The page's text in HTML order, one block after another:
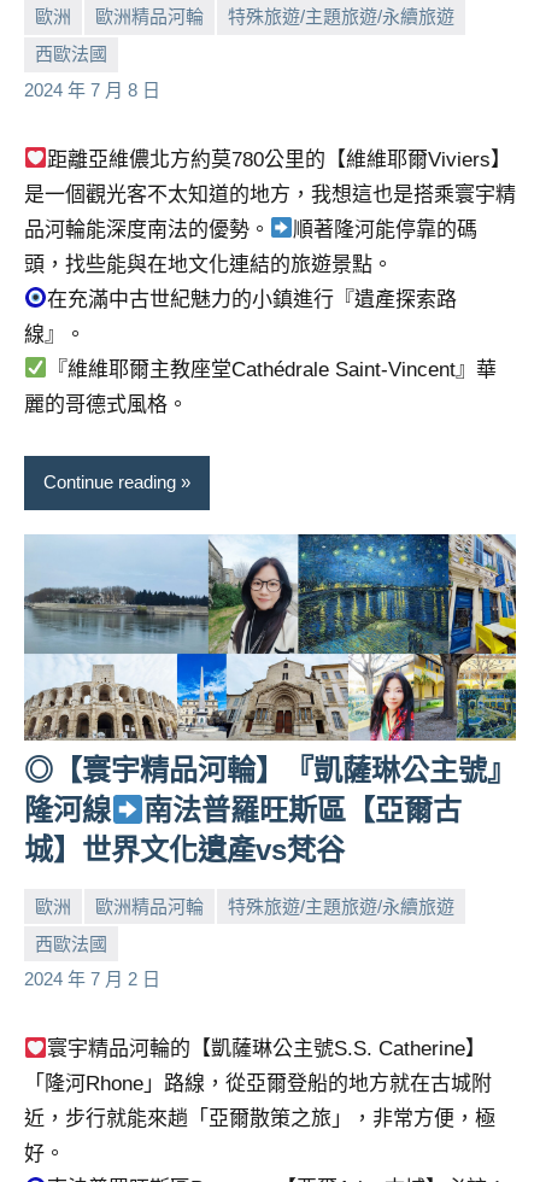
歐洲 歐洲精品河輪
特殊旅遊/主題旅遊/永續旅遊
西歐法國
2024 年 7 月 8 日
小
芳
No
comments
距離亞維儂北方約莫780公里的【維維耶爾Viviers】
是一個觀光客不太知道的地方，我想這也是搭乘寰宇精
品河輪能深度南法的優勢。
順著隆河能停靠的碼
頭，找些能與在地文化連結的旅遊景點。
在充滿中古世紀魅力的小鎮進行『遺產探索路
線』。
『維維耶爾主教座堂Cathédrale Saint-Vincent』華
麗的哥德式風格。
Continue reading
◎【寰宇精品河輪】『凱薩琳公主號』
隆河線
南法普羅旺斯區【亞爾古
城】世界文化遺產vs梵谷
歐洲 歐洲精品河輪
特殊旅遊/主題旅遊/永續旅遊
西歐法國
2024 年 7 月 2 日
小
芳
No
comments
寰宇精品河輪的【凱薩琳公主號S.S. Catherine】
「隆河Rhone」路線，從亞爾登船的地方就在古城附
近，步行就能來趟「亞爾散策之旅」，非常方便，極
好。